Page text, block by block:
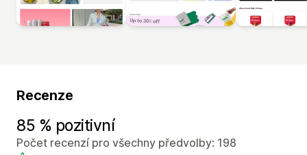
Recenze
85 % pozitivní
Počet recenzí pro všechny předvolby: 198